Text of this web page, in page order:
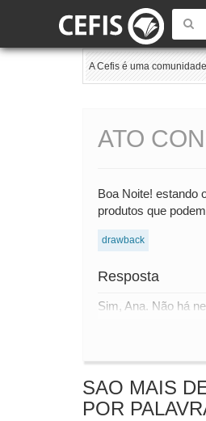
A Cefis é uma
ATO
Boa Noite! estando
produtos que
drawback
Resposta
Sim, Ana. Não há
SAO MAIS
POR